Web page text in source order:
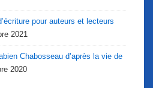
pour auteurs et lecteurs
2021
Chabosseau d’après la vie de
2020